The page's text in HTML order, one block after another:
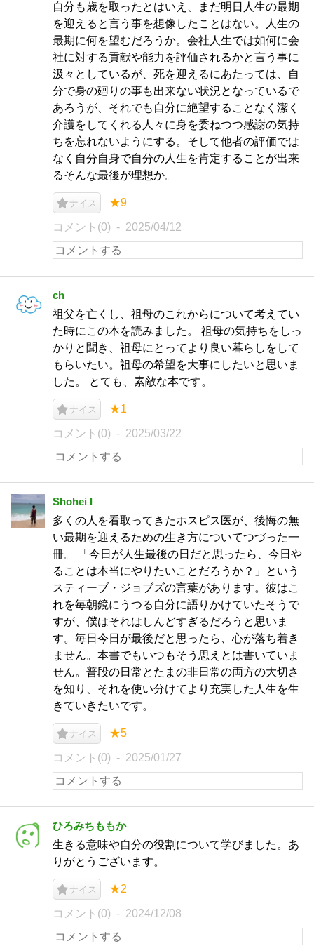
自分も歳を取ったとはいえ、まだ明日人生の最期
を迎えると言う事を想像したことはない。人生の
最期に何を望むだろうか。会社人生では如何に会
社に対する貢献や能力を評価されるかと言う事に
汲々としているが、死を迎えるにあたっては、自
分で身の廻りの事も出来ない状況となっているで
あろうが、それでも自分に絶望することなく潔く
介護をしてくれる人々に身を委ねつつ感謝の気持
ちを忘れないようにする。そして他者の評価では
なく自分自身で自分の人生を肯定することが出来
るそんな最後が理想か。
ナイス ★9
コメント(0) 2025/04/12
ch
祖父を亡くし、祖母のこれからについて考えてい
た時にこの本を読みました。 祖母の気持ちをしっ
かりと聞き、祖母にとってより良い暮らしをして
もらいたい。祖母の希望を大事にしたいと思いま
した。 とても、素敵な本です。
ナイス ★1
コメント(0) 2025/03/22
Shohei I
多くの人を看取ってきたホスピス医が、後悔の無
い最期を迎えるための生き方についてつづった一
冊。 「今日が人生最後の日だと思ったら、今日や
ることは本当にやりたいことだろうか？」という
スティーブ・ジョブズの言葉があります。彼はこ
れを毎朝鏡にうつる自分に語りかけていたそうで
すが、僕はそれはしんどすぎるだろうと思いま
す。毎日今日が最後だと思ったら、心が落ち着き
ません。本書でもいつもそう思えとは書いていま
せん。普段の日常とたまの非日常の両方の大切さ
を知り、それを使い分けてより充実した人生を生
きていきたいです。
ナイス ★5
コメント(0) 2025/01/27
ひろみちももか
生きる意味や自分の役割について学びました。あ
りがとうございます。
ナイス ★2
コメント(0) 2024/12/08